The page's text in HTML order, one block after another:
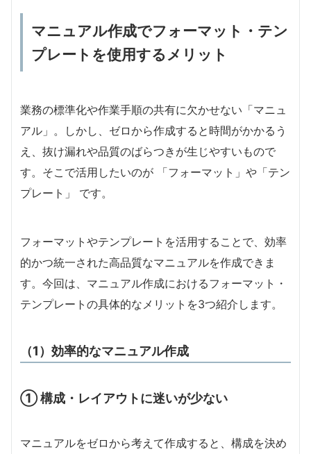
マニュアル作成でフォーマット・テン
プレートを使用するメリット
業務の標準化や作業手順の共有に欠かせない「マニュ
アル」。しかし、ゼロから作成すると時間がかかるう
え、抜け漏れや品質のばらつきが生じやすいもので
す。そこで活用したいのが 「フォーマット」や「テン
プレート」 です。
フォーマットやテンプレートを活用することで、効率
的かつ統一された高品質なマニュアルを作成できま
す。今回は、マニュアル作成におけるフォーマット・
テンプレートの具体的なメリットを3つ紹介します。
（1）効率的なマニュアル作成
① 構成・レイアウトに迷いが少ない
マニュアルをゼロから考えて作成すると、構成を決め